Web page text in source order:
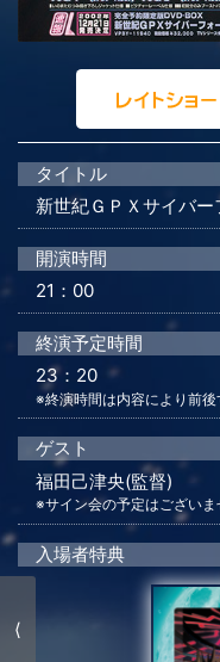
タイトル
新世紀ＧＰＸサイバ
開演時間
21：00
終演予定時間
23：20
※終演時間は内容により前後
ゲスト
福田己津央(監督)
※サイン会の予定はございま
入場者特典
⟨